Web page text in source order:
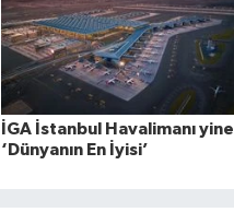
İGA İstanbul Havalimanı yine
‘Dünyanın En İyisi’